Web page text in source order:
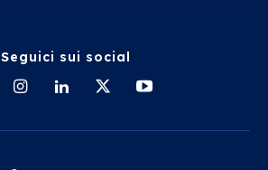
Seguici sui social